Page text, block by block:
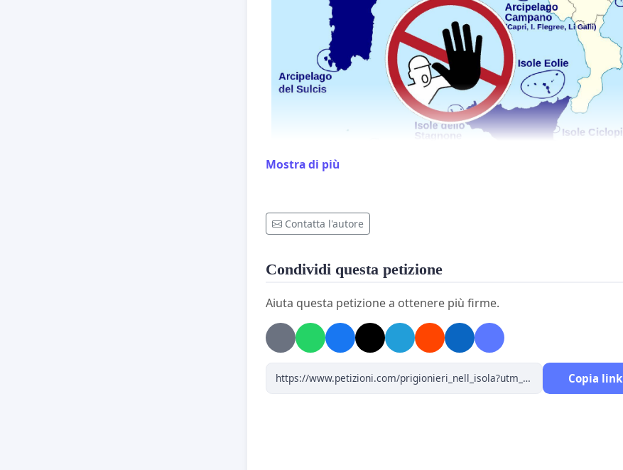
RICHIESTA DI INTERVENTO URGENTE:
DL 30 DICEMBRE 2021, N. 229 E TRASPORTI
A decorrere dal 10 gennaio 2022, sarà consentito ai soli possessori
del super green-pass l’utilizzo di mezzi di trasporto: aerei, navi,
traghetti, treni, autobus, ecc..Tale atto è da considerarsi
Mostra di più
Contatta l'autore
Condividi questa petizione
Aiuta questa petizione a ottenere più firme.
Copia link